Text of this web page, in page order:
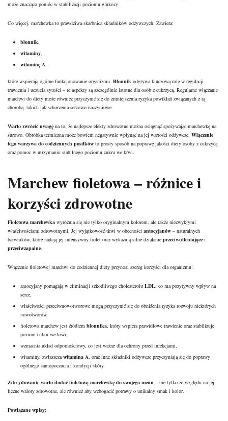
może znacząco pomóc w stabilizacji poziomu glukozy.
Co więcej, marchewka to prawdziwa skarbnica składników odżywczych. Zawiera:
błonnik,
witaminy,
witaminę A,
które wspierają ogólne funkcjonowanie organizmu. Błonnik odgrywa kluczową rolę w regulacji
trawienia i uczucia sytości – te aspekty są szczególnie istotne dla osób z cukrzycą. Regularne włączanie
marchwi do diety może również przyczynić się do zmniejszenia ryzyka powikłań związanych z tą
chorobą, takich jak schorzenia sercowo-naczyniowe.
Warto zwrócić uwagę na to, że najlepsze efekty zdrowotne można osiągnąć spożywając marchewkę na
surowo. Obróbka termiczna może bowiem negatywnie wpłynąć na jej wartości odżywcze. Włączenie
tego warzywa do codziennych posiłków to prosty sposób na poprawę jakości diety osoby z cukrzycą
oraz pomoc w utrzymaniu stabilnego poziomu cukru we krwi.
Marchew fioletowa – różnice i
korzyści zdrowotne
Fioletowa marchewka wyróżnia się nie tylko oryginalnym kolorem, ale także niezwykłymi
właściwościami zdrowotnymi. Jej wyjątkowość tkwi w obecności antocyjanów – naturalnych
barwników, które nadają jej intensywny fiolet oraz wykazują silne działanie przeciwutleniające i
przeciwzapalne.
Włączenie fioletowej marchwi do codziennej diety przynosi szereg korzyści dla organizmu:
antocyjany pomagają w eliminacji szkodliwego cholesterolu LDL, co ma pozytywny wpływ na
serce,
właściwości przeciwnowotworowe mogą przyczynić się do obniżenia ryzyka rozwoju niektórych
nowotworów,
fioletowa marchew jest źródłem błonnika, który wspiera prawidłowe trawienie oraz stabilizuje
poziom cukru we krwi,
wzmacnia układ odpornościowy, co jest ważne dla ochrony przed infekcjami,
witaminy, zwłaszczawitamina A, oraz inne składniki odżywcze przyczyniają się do poprawy
ogólnego samopoczucia i kondycji skóry.
Zdecydowanie warto dodać fioletową marchewkę do swojego menu – nie tylko ze względu na jej
liczne walory zdrowotne, ale również aby wzbogacić potrawy o unikalny smak i kolor.
Powiązane wpisy: